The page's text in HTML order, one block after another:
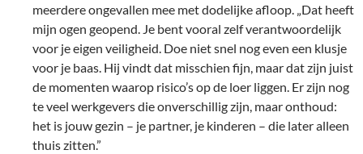
meerdere ongevallen mee met dodelijke afloop. „Dat heeft
mijn ogen geopend. Je bent vooral zelf verantwoordelijk
voor je eigen veiligheid. Doe niet snel nog even een klusje
voor je baas. Hij vindt dat misschien fijn, maar dat zijn juist
de momenten waarop risico’s op de loer liggen. Er zijn nog
te veel werkgevers die onverschillig zijn, maar onthoud:
het is jouw gezin – je partner, je kinderen – die later alleen
thuis zitten.”